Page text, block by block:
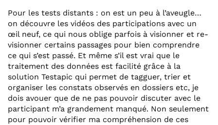
Pour les tests distants : on est un peu à l’aveugle…
on découvre les vidéos des participations avec un
œil neuf, ce qui nous oblige parfois à visionner et re-
visionner certains passages pour bien comprendre
ce qui s’est passé. Et même s’il est vrai que le
traitement des données est facilité grâce à la
solution Testapic qui permet de tagguer, trier et
organiser les constats observés en dossiers etc, je
dois avouer que de ne pas pouvoir discuter avec le
participant m’a grandement manqué. Non seulement
pour pouvoir vérifier ma compréhension de ces